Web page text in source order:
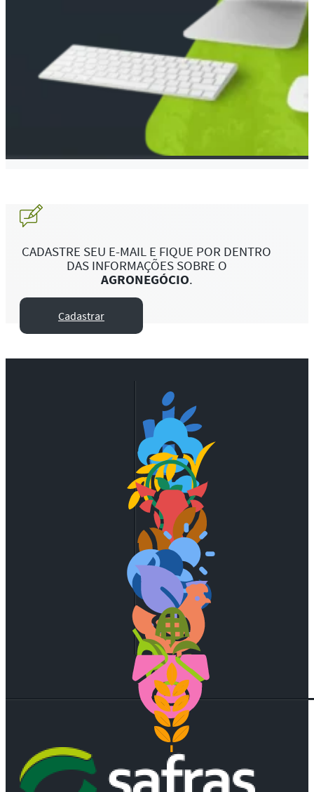
CADASTRE SEU E-MAIL E FIQUE POR DENTRO
DAS INFORMAÇÕES SOBRE O
AGRONEGÓCIO.
Cadastrar